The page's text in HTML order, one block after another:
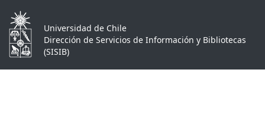
Universidad de Chile
Dirección de Servicios de Información y Bibliotecas
(SISIB)